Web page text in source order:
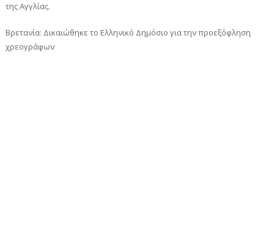
της Αγγλίας.
Βρετανία: Δικαιώθηκε το Ελληνικό Δημόσιο για την προεξόφληση
χρεογράφων